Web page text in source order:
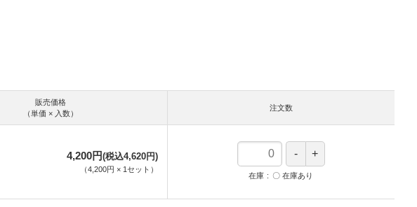
販売価格
（単価 × 入数）
注文数
4,200円(税込4,620円)
（4,200円 × 1セット ）
在庫 〇 在庫あり